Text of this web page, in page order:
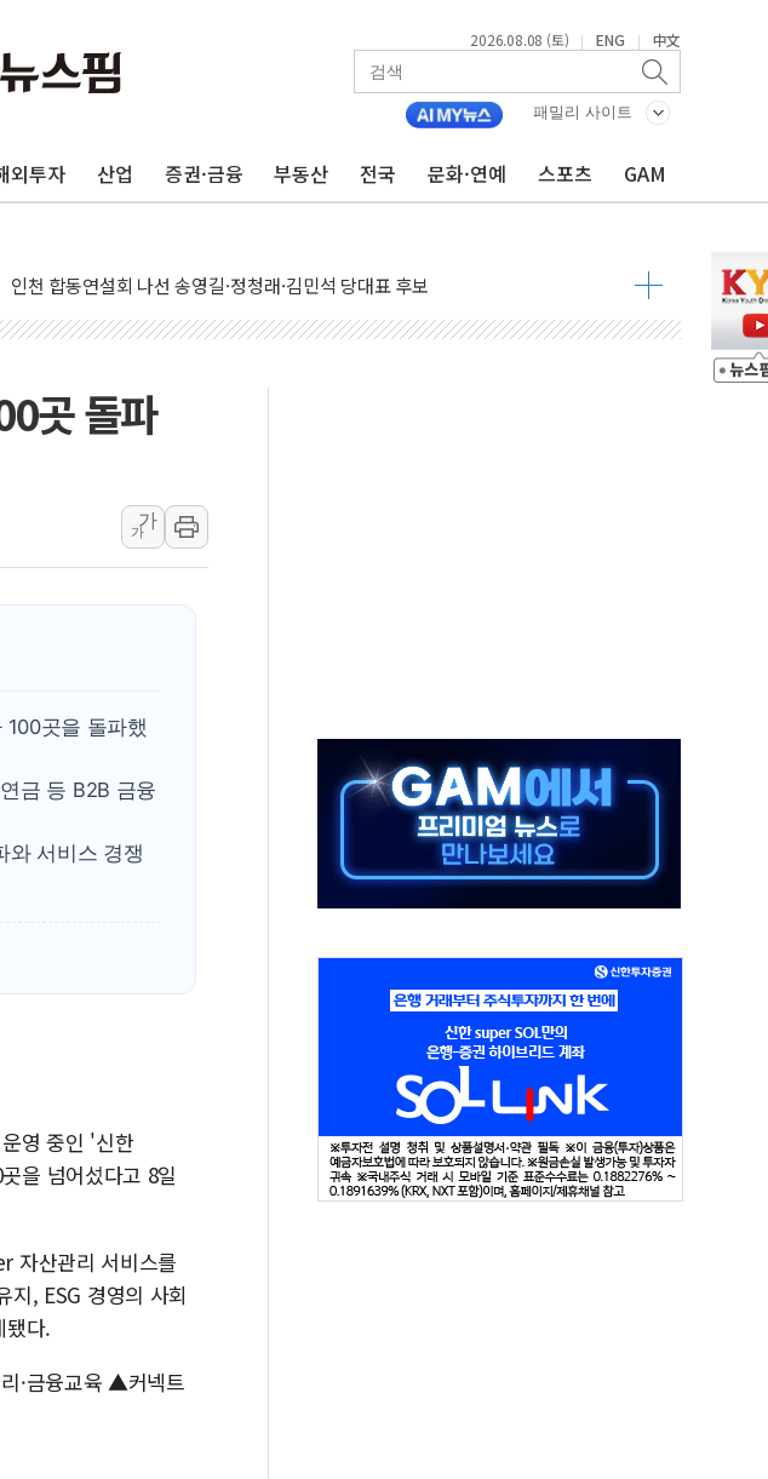
2026.08.08 (토) | ENG | 中文
패밀리 사이트
외투자 산업 증권·금융 부동산 전국 문화·연예 스포츠 GAM
울진·영덕 '호우특보'-포항 '산사태 주의보'...경북도, 호우 피해·통제구간 없어
[종합] 김민석, 정청래에 '0.86%p' 차 재역전 성공...金 45.42% vs 鄭 44.56%
김민석, 2주차 제주·인천 경선서 정청래에 승리...47.75% vs 42.08%
인사하는 김민석 당대표 후보
[속보] 민주, 인천 경선 결과 발표...김민석 45.09% 정청래 43.27% 송영길 11.63%
[속보] 민주, 제주 경선 결과 발표...김민석 52.64% 정청래 39.89% 송영길 7.47%
美, 이란전 출구전략 만지작…공습 한계·탄약 부족 현실화
강릉·동해·삼척 시간당 최대 50㎜ 폭우…강원 동해안 강한 비 이어져
폐기물 수거하다 참변…60대 환경미화원 수거차에 치여 사망
서울 중랑구 주택가서 흉기 난동…60대 남성 2명 숨져
추미애, '위안부' 피해자 기림의 날 참석..."국제적 시민 연대로 목소리 내야"
인천 선재도 갯벌서 해루질 중 실종 60대 나흘만에 숨진 채 발견
인천서 말다툼 중 어머니 흉기 살해 10대 아들 체포
'화합' 꺼낸 김민석에 '뻔뻔' 받아친 정청래…제주 연설서 신경전 고조
李대통령, ISA 개편 재검토 지시…與 "적극 환영"·野 "졸속 국정"
곳 돌파
가
가
곳을 돌파했
금 등 B2B 금융
와 서비스 경쟁
영 중인 '신한
을 넘어섰다고 8일
자산관리 서비스를
지, ESG 경영의 사회
됐다.
·금융교육 ▲커넥트